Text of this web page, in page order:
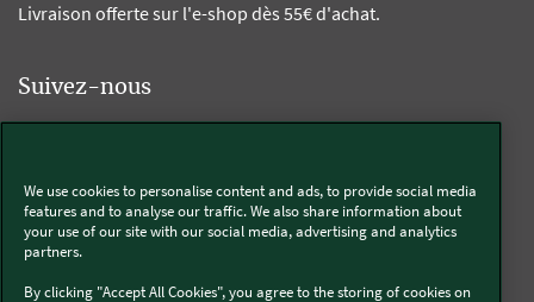
Livraison offerte sur l'e-shop dès 55€ d'achat.
Suivez-nous
Thermomix®
We use cookies to personalise content and ads, to provide social media
features and to analyse our traffic. We also share information about
your use of our site with our social media, advertising and analytics
partners.
By clicking "Accept All Cookies", you agree to the storing of cookies on